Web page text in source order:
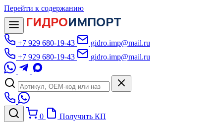
Перейти к содержанию
ГИДРОИМПОРТ
+7 929 680-19-43
gidro.imp@mail.ru
+7 929 680-19-43
gidro.imp@mail.ru
0 Получить КП